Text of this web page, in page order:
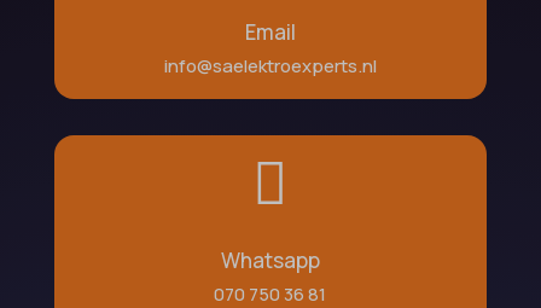
Email
info@saelektroexperts.nl

Whatsapp
070 750 36 81